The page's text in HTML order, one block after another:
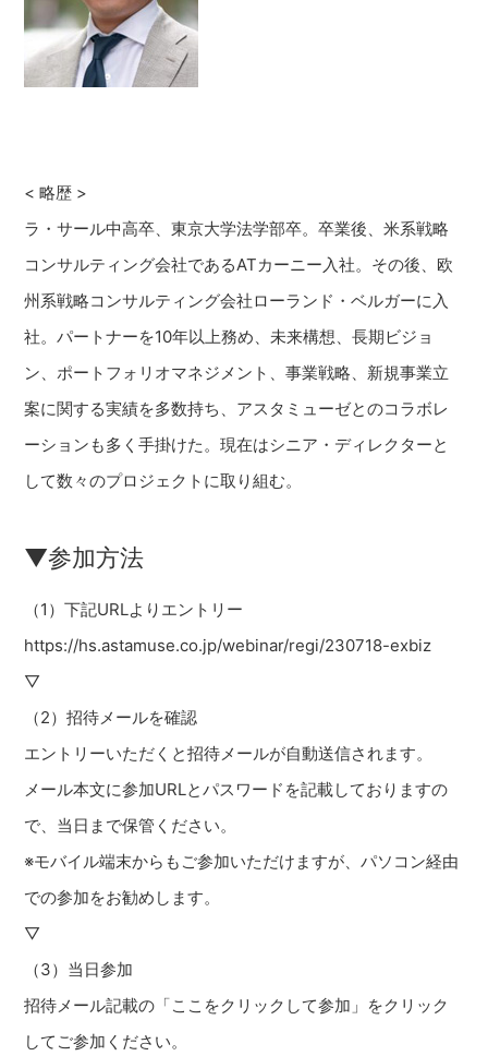
< 略歴 >
ラ・サール中高卒、東京大学法学部卒。卒業後、米系戦略
コンサルティング会社であるATカーニー入社。その後、欧
州系戦略コンサルティング会社ローランド・ベルガーに入
社。パートナーを10年以上務め、未来構想、長期ビジョ
ン、ポートフォリオマネジメント、事業戦略、新規事業立
案に関する実績を多数持ち、アスタミューゼとのコラボレ
ーションも多く手掛けた。現在はシニア・ディレクターと
して数々のプロジェクトに取り組む。
▼参加方法
（1）下記URLよりエントリー
https://hs.astamuse.co.jp/webinar/regi/230718-exbiz
▽
（2）招待メールを確認
エントリーいただくと招待メールが自動送信されます。
メール本文に参加URLとパスワードを記載しておりますの
で、当日まで保管ください。
※モバイル端末からもご参加いただけますが、パソコン経由
での参加をお勧めします。
▽
（3）当日参加
招待メール記載の「ここをクリックして参加」をクリック
してご参加ください。